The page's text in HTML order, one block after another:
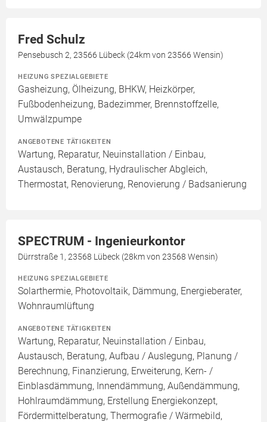
Fred Schulz
Pensebusch 2, 23566 Lübeck (24km von 23566 Wensin)
HEIZUNG SPEZIALGEBIETE
Gasheizung, Ölheizung, BHKW, Heizkörper,
Fußbodenheizung, Badezimmer, Brennstoffzelle,
Umwälzpumpe
ANGEBOTENE TÄTIGKEITEN
Wartung, Reparatur, Neuinstallation / Einbau,
Austausch, Beratung, Hydraulischer Abgleich,
Thermostat, Renovierung, Renovierung / Badsanierung
SPECTRUM - Ingenieurkontor
Dürrstraße 1, 23568 Lübeck (28km von 23568 Wensin)
HEIZUNG SPEZIALGEBIETE
Solarthermie, Photovoltaik, Dämmung, Energieberater,
Wohnraumlüftung
ANGEBOTENE TÄTIGKEITEN
Wartung, Reparatur, Neuinstallation / Einbau,
Austausch, Beratung, Aufbau / Auslegung, Planung /
Berechnung, Finanzierung, Erweiterung, Kern- /
Einblasdämmung, Innendämmung, Außendämmung,
Hohlraumdämmung, Erstellung Energiekonzept,
Fördermittelberatung, Thermografie / Wärmebild,